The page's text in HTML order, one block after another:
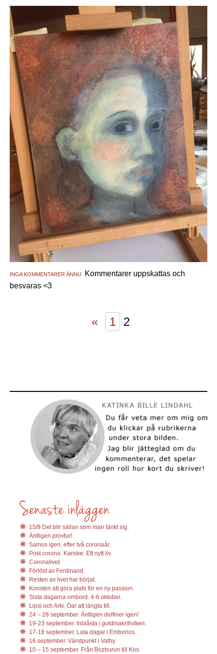
INGA KOMMENTARER ÄNNU.
Kommentarer uppskattas och
besvaras <3
« 1 2
15/9 Det blir sällan som man tänkt sig.
Äntligen provtur!
Samos igen, efter två coronaår.
Post corona. Kanske. Ett nytt liv.
Coronalivet.
Förlöst av Ferdinand.
Resten av livet har börjat.
Konsten att göra plats för en ny passion.
Sista dagarna ombord. 4-6 oktober.
Lipsi och Arki. Öar att längta till.
24 – 28 september. Äntligen delfiner igen!
19-23 september. Inblåsta i guldmakrillviken.
17-18 september. Lata dagar i Emborios.
16 september. Vändpunkt i Vathy.
10 – 15 september. Från Bozburun till Kos.